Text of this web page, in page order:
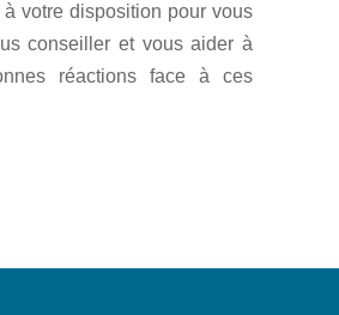
votre disposition pour vous
conseiller et vous aider à
réactions face à ces